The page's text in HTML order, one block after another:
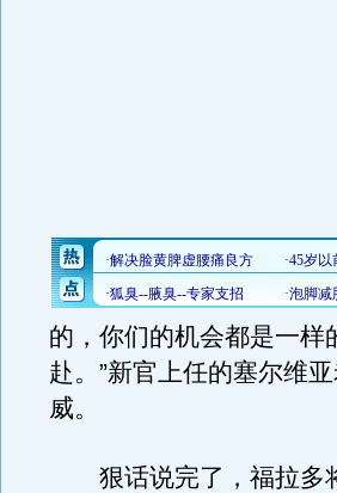
的，你们的机会都是一
赴。”新官上任的塞尔维
威。
狠话说完了，福拉多